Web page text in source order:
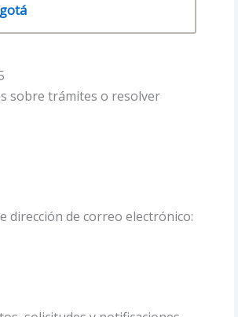
sobre trámites o resolver
dirección de correo electrónico: